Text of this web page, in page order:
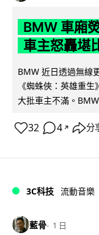
BMW 車廂
車主怒轟堪
BMW 近日透過無線
《蜘蛛俠：英雄重
大批車主不滿。
32 4 ↗ 分
3C科技 流動音樂
藍骨 1 日